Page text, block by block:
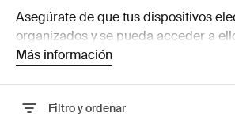
Asegúrate de que tus dispositivos
organizados y se pueda acceder a
nuestras cómodas fundas para CD,
Más información
Filtro y ordenar